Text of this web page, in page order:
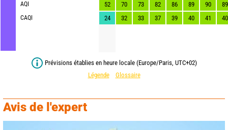
AQI
CAQI
52
70 73 82 86 89 90
89
24
32 33 37 39 40 41 40
Prévisions établies en heure locale (Europe/Paris, UTC+02)
Légende
Glossaire
Avis de l'expert